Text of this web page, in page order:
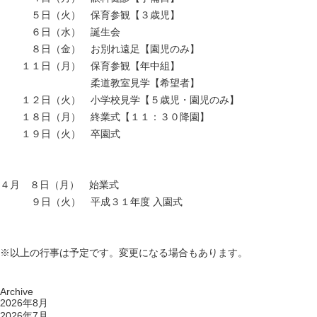
５日（火） 保育参観【３歳児】
６日（水） 誕生会
８日（金） お別れ遠足【園児のみ】
１１日（月） 保育参観【年中組】
柔道教室見学【希望者】
１２日（火） 小学校見学【５歳児・園児のみ】
１８日（月） 終業式【１１：３０降園】
１９日（火） 卒園式
４月 ８日（月） 始業式
９日（火） 平成３１年度 入園式
※以上の行事は予定です。変更になる場合もあります。
Archive
2026年8月